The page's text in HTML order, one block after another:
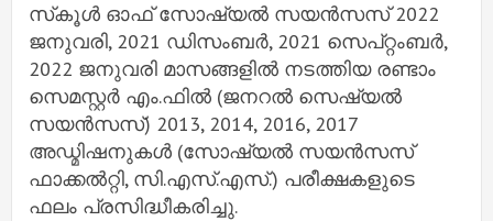
സ്‌കൂൾ ഓഫ് സോഷ്യൽ സയൻസസ് 2022
ജനുവരി, 2021 ഡിസംബർ, 2021 സെപ്റ്റംബർ,
2022 ജനുവരി മാസങ്ങളിൽ നടത്തിയ രണ്ടാം
സെമസ്റ്റർ എം.ഫിൽ (ജനറൽ സെഷ്യൽ
സയൻസസ്) 2013, 2014, 2016, 2017
അഡ്മിഷനുകൾ (സോഷ്യൽ സയൻസസ്
ഫാക്കൽറ്റി, സി.എസ്.എസ്.) പരീക്ഷകളുടെ
ഫലം പ്രസിദ്ധീകരിച്ചു.